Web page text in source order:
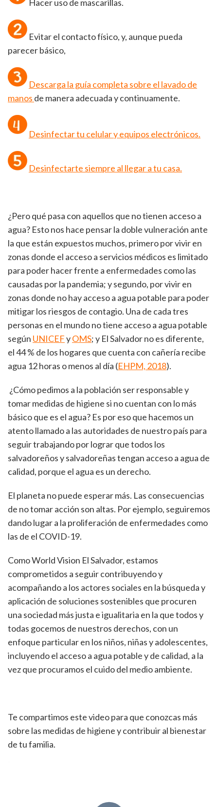
Hacer uso de mascarillas.
Evitar el contacto físico, y, aunque pueda
parecer básico,
Descarga la guía completa sobre el lavado de
manos de manera adecuada y continuamente.
Desinfectar tu celular y equipos electrónicos.
Desinfectarte siempre al llegar a tu casa.
¿Pero qué pasa con aquellos que no tienen acceso a
agua? Esto nos hace pensar la doble vulneración ante
la que están expuestos muchos, primero por vivir en
zonas donde el acceso a servicios médicos es limitado
para poder hacer frente a enfermedades como las
causadas por la pandemia; y segundo, por vivir en
zonas donde no hay acceso a agua potable para poder
mitigar los riesgos de contagio. Una de cada tres
personas en el mundo no tiene acceso a agua potable
según UNICEFyOMS; y El Salvador no es diferente,
el 44 % de los hogares que cuenta con cañería recibe
agua 12 horas o menos al día (EHPM, 2018).
¿Cómo pedimos a la población ser responsable y
tomar medidas de higiene si no cuentan con lo más
básico que es el agua? Es por eso que hacemos un
atento llamado a las autoridades de nuestro país para
seguir trabajando por lograr que todos los
salvadoreños y salvadoreñas tengan acceso a agua de
calidad, porque el agua es un derecho.
El planeta no puede esperar más. Las consecuencias
de no tomar acción son altas. Por ejemplo, seguiremos
dando lugar a la proliferación de enfermedades como
las de el COVID-19.
Como World Vision El Salvador, estamos
comprometidos a seguir contribuyendo y
acompañando a los actores sociales en la búsqueda y
aplicación de soluciones sostenibles que procuren
una sociedad más justa e igualitaria en la que todos y
todas gocemos de nuestros derechos, con un
enfoque particular en los niños, niñas y adolescentes,
incluyendo el acceso a agua potable y de calidad, a la
vez que procuramos el cuido del medio ambiente.
Te compartimos este video para que conozcas más
sobre las medidas de higiene y contribuir al bienestar
de tu familia.